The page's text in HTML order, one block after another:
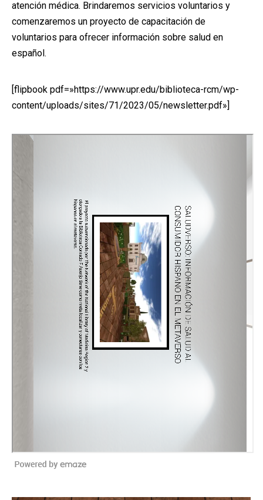
atención médica. Brindaremos servicios voluntarios y
comenzaremos un proyecto de capacitación de
voluntarios para ofrecer información sobre salud en
español.
[flipbook pdf=»https://www.upr.edu/biblioteca-rcm/wp-
content/uploads/sites/71/2023/05/newsletter.pdf»]